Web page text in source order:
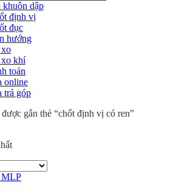
dập
định vị
đục
hướng
khí
toán
online
trả góp
gắn thẻ “chốt định vị có ren”